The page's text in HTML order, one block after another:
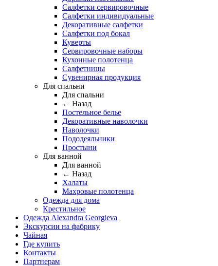
Салфетки сервировочные
Салфетки индивидуальные
Декоративные салфетки
Салфетки под бокал
Куверты
Сервировочные наборы
Кухонные полотенца
Салфетницы
Сувенирная продукция
Для спальни
Для спальни
← Назад
Постельное белье
Декоративные наволочки
Наволочки
Пододеяльники
Простыни
Для ванной
Для ванной
← Назад
Халаты
Махровые полотенца
Одежда для дома
Крестильное
Одежда Alexandra Georgieva
Экскурсии на фабрику
Чайная
Где купить
Контакты
Партнерам